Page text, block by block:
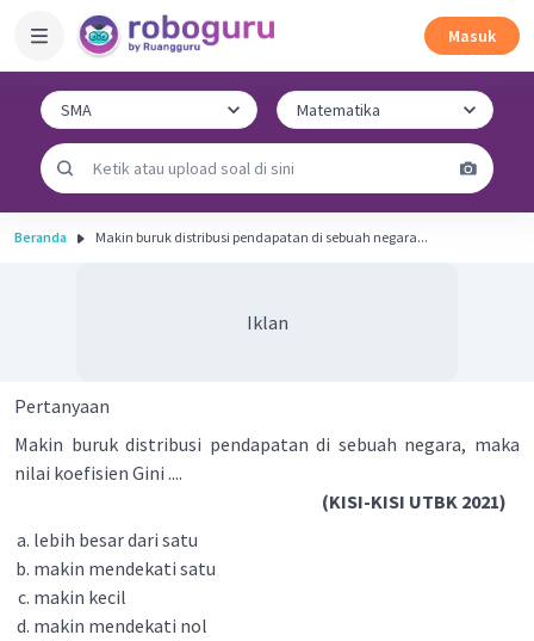
Masuk
Beranda Makin buruk distribusi pendapatan di sebuah negara...
Iklan
Pertanyaan
Makin buruk distribusi pendapatan di sebuah negara, maka
nilai koefisien Gini ....
(KISI-KISI UTBK 2021)
lebih besar dari satu
makin mendekati satu
makin kecil
makin mendekati nol